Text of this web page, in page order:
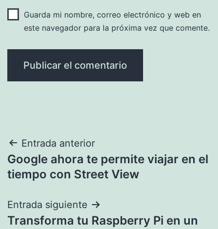
Guarda mi nombre, correo electrónico y web en
este navegador para la próxima vez que comente.
Navegación
de
Entrada anterior
Google ahora te permite viajar en el
tiempo con Street View
Entrada siguiente
Transforma tu Raspberry Pi en un